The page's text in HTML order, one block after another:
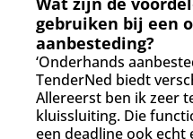
gebruiken bij een
aanbesteding?
‘Onderhands
TenderNed biedt
Allereerst ben ik zeer
kluissluiting. Die
een deadline ook echt